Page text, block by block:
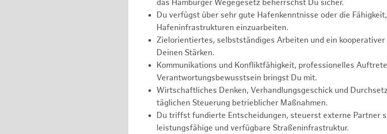
das Hamburger Wegegesetz beherrschst Du sicher.
Du verfügst über sehr gute Hafenkenntnisse oder die
Hafeninfrastrukturen einzuarbeiten.
Zielorientiertes, selbstständiges Arbeiten und ein
Deinen Stärken.
Kommunikations und Konfliktfähigkeit, professionelles
Verantwortungsbewusstsein bringst Du mit.
Wirtschaftliches Denken, Verhandlungsgeschick und
täglichen Steuerung betrieblicher Maßnahmen.
Du triffst fundierte Entscheidungen, steuerst externe Partner
leistungsfähige und verfügbare Straßeninfrastruktur.